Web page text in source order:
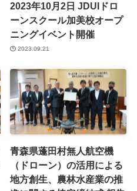
2023年10月2日 JDUIドロ
ーンスクール加美校オープ
ニングイベント開催
2023.09.21
青森県蓬田村無人航空機
（ドローン）の活用による
地方創生、農林水産業の推